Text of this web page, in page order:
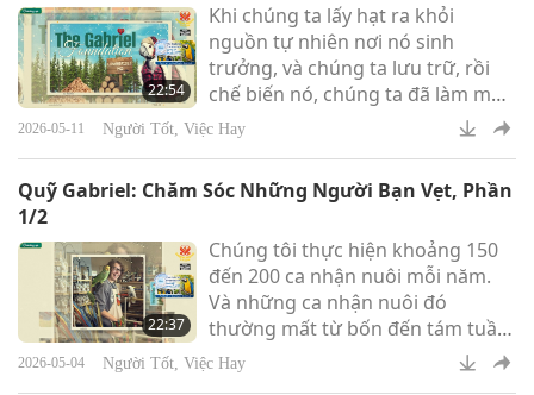
22:54
Khi chúng ta lấy hạt ra khỏi
nguồn tự nhiên nơi nó sinh
trưởng, và chúng ta lưu trữ, rồi
chế biến nó, chúng ta đã làm mất
đi rất nhiều dinh dưỡng. Chúng ta
thường không biết tất cả những
rồi. Và hạt có hàm lượng chất
loại hạt chứa calo rỗng, hoặc
chứa quá nhiều chất béo.
2026-05-11 Người Tốt, Việc Hay
Quỹ Gabriel: Chăm Sóc Những Người Bạn Vẹt, Phần
1/2
22:37
Chúng tôi thực hiện khoảng 150
đến 200 ca nhận nuôi mỗi năm.
Và những ca nhận nuôi đó
thường mất từ bốn đến tám tuần
để xây dựng mối quan hệ với
người nhận nuôi và giúp tìm được
2026-05-04 Người Tốt, Việc Hay